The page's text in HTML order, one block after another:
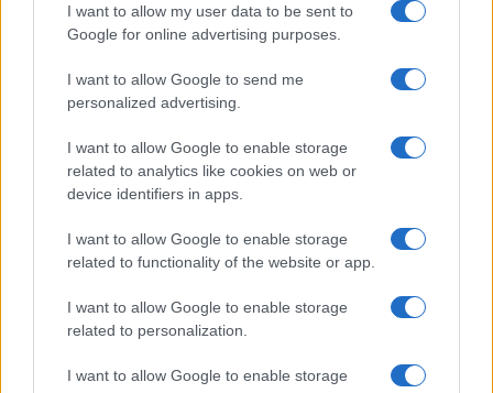
I want to allow my user data to be sent to
Google for online advertising purposes.
I want to allow Google to send me
personalized advertising.
I want to allow Google to enable storage
related to analytics like cookies on web or
device identifiers in apps.
I want to allow Google to enable storage
related to functionality of the website or app.
I want to allow Google to enable storage
related to personalization.
I want to allow Google to enable storage
cose che abbiamo lasciato cadere.
Ripensare soprattutto a tutte quelle che abbiamo
conquistato, a tutte quelle che abbiamo fatto
nostre, a tutte quelle che ormai fanno parte del
nostrobagaglio di vita e che non
dimenticheremo più. Perché, pur ricominciando
sempre da capo, è danoi stessiche ripartiamo,
tutte le volte.
E possiamo ricominciare infinite volte, tracciando,